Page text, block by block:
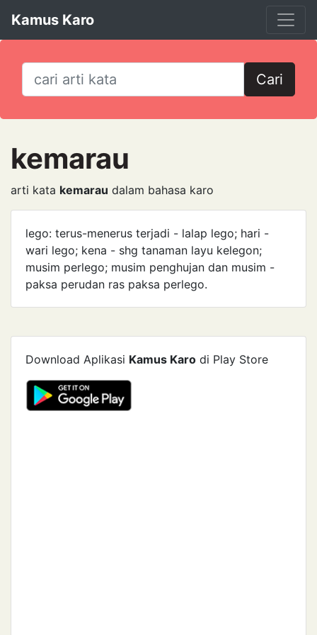
Kamus Karo
Cari
kemarau
arti kata kemarau dalam bahasa karo
lego: terus-menerus terjadi - lalap lego; hari -
wari lego; kena - shg tanaman layu kelegon;
musim ­perlego; musim penghujan dan musim -
paksa perudan ras paksa perlego.
Download Aplikasi Kamus Karo di Play Store